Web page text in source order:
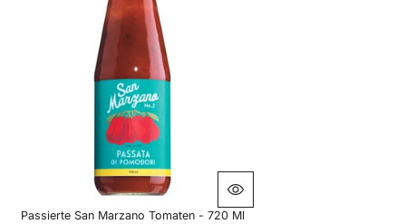
A
R
I
C
E
,
1
9
€
Passierte San Marzano Tomaten - 720 Ml